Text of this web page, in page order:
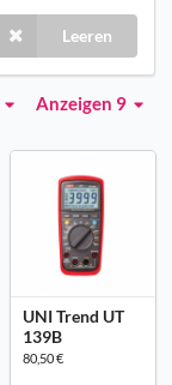
Leeren
Anzeigen 9
UNI Trend UT
139B
80,50 €